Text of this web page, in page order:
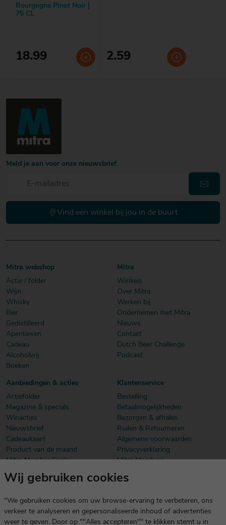
Bourgogne Pinot Noir |
75 CL
18.99 2.59
Meld je aan voor onze nieuwsbrief
Vind een winkel bij jou in de buurt
Mitra webshop
Actie / folder
Wijn
Whisky
Bier
Gedistilleerd
Aperitieven
Cadeau
Alcoholvrij
Boeken
Mitra
Winkels
Over Mitra
Werken bij
Ondernemen met Mitra
Nieuws
Contact
Dutch Beer Challenge
Podcast
Aanbiedingen & acties
Actiefolder
Magazine & specials
Winacties
Nieuwsbrief
Cadeaukaart
Product van de maand
Mitra Member Deals
Klantenservice
Bestelling
Betaalmogelijkheden
Bezorgen & afhalen
Ruilen & Retourneren
Algemene voorwaarden
Privacyverklaring
Mitra Members
Download onze app
dezelfde gegevens die je voor mitra.nl gebruikt.
Wij gebruiken cookies
"We gebruiken cookies om uw browse-ervaring te verbeteren, ons
verkeer te analyseren en gepersonaliseerde inhoud of advertenties
weer te geven. Door op ""Alles accepteren"" te klikken stemt u in